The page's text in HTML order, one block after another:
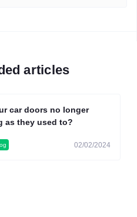
articles
02/02/2024
car doors no longer
as they used to?